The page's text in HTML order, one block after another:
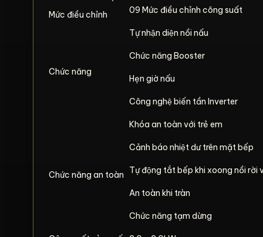
Mức điều chỉnh
09 Mức điều chỉnh công suất
Chức năng
Tự nhận diện nồi nấu
Chức năng Booster
Hẹn giờ nấu
Công nghệ biến tần Inverter
Chức năng an toàn
Khóa an toàn với trẻ em
Cảnh báo nhiệt dư trên mặt bếp
Tự động tắt bếp khi xoong nồi rời
An toàn khi tràn
Chức năng tạm dừng